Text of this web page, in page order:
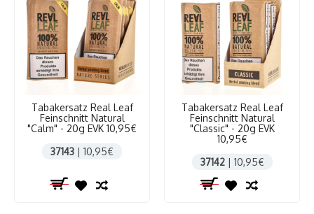
Tabakersatz Real Leaf
Feinschnitt Natural
"Calm" - 20g EVK 10,95€
37143 | 10,95€
Tabakersatz Real Leaf
Feinschnitt Natural
"Classic" - 20g EVK
10,95€
37142| 10,95€